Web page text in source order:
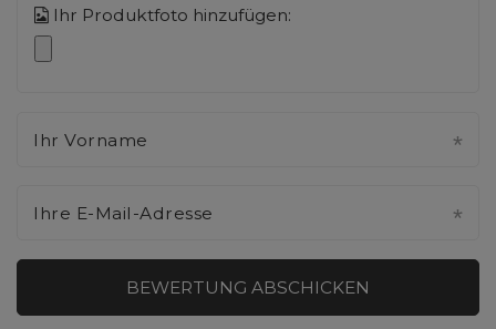
Ihr Produktfoto hinzufügen:
Ihr Vorname
Ihre E-Mail-Adresse
BEWERTUNG ABSCHICKEN